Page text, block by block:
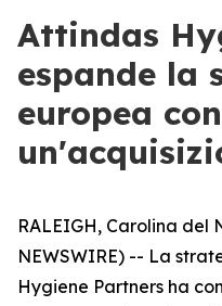
Attindas
espande la
europea con
RALEIGH, Carolina del
NEWSWIRE) -- La
Hygiene Partners ha